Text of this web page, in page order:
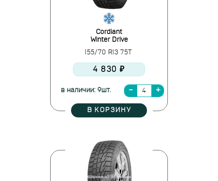
Cordiant
Winter Drive
155/70 R13 75T
4 830 ₽
в наличии: 9шт.
В КОРЗИНУ